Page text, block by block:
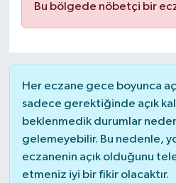
Bu bölgede nöbetçi bir
Her eczane gece boyunca
sadece gerektiğinde açık
beklenmedik durumlar
gelemeyebilir. Bu nedenle,
eczanenin açık olduğunu
etmeniz iyi bir fikir olacaktır.
Genel
Haberde İnsan
Kültür Sanat
Magazin